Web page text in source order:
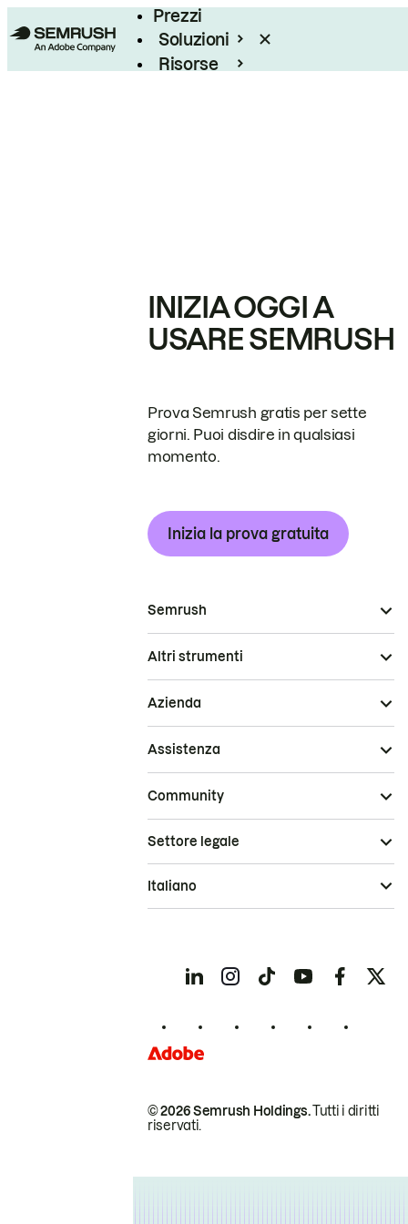
Prezzi
Soluzioni
Risorse
INIZIA OGGI A
USARE SEMRUSH
Prova Semrush gratis per sette
giorni. Puoi disdire in qualsiasi
momento.
Inizia la prova gratuita
Semrush
Altri strumenti
Azienda
Assistenza
Community
© 2026 Semrush Holdings.Tutti i diritti
riservati.
Settore legale
Italiano